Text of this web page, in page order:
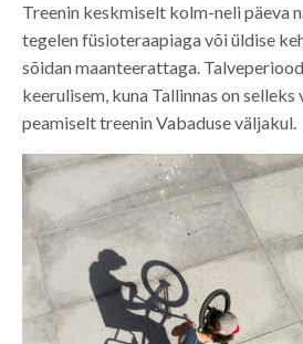
Treenin keskmiselt kolm-neli päeva
tegelen füsioteraapiaga või üldise
sõidan maanteerattaga.
keerulisem, kuna Tallinnas on selleks
peamiselt treenin Vabaduse väljakul.